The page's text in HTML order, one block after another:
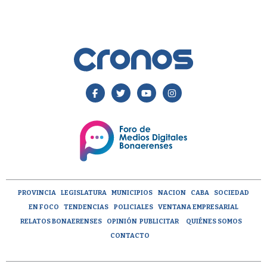
PROVINCIA LEGISLATURA MUNICIPIOS NACION CABA
SOCIEDAD
EN FOCO
TENDENCIAS POLICIALES
VENTANA EMPRESARIAL
RELATOS BONAERENSES
OPINIÓN PUBLICITAR
QUIÉNES SOMOS
CONTACTO